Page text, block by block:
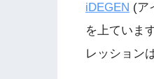
iDEGEN (ア
を上ていま
レッション